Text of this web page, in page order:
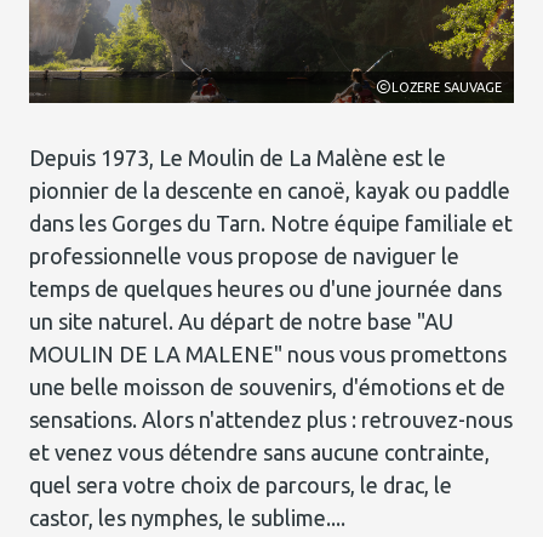
LOZERE SAUVAGE
Depuis 1973, Le Moulin de La Malène est le
pionnier de la descente en canoë, kayak ou paddle
dans les Gorges du Tarn. Notre équipe familiale et
professionnelle vous propose de naviguer le
temps de quelques heures ou d'une journée dans
un site naturel. Au départ de notre base "AU
MOULIN DE LA MALENE" nous vous promettons
une belle moisson de souvenirs, d'émotions et de
sensations. Alors n'attendez plus : retrouvez-nous
et venez vous détendre sans aucune contrainte,
quel sera votre choix de parcours, le drac, le
castor, les nymphes, le sublime....